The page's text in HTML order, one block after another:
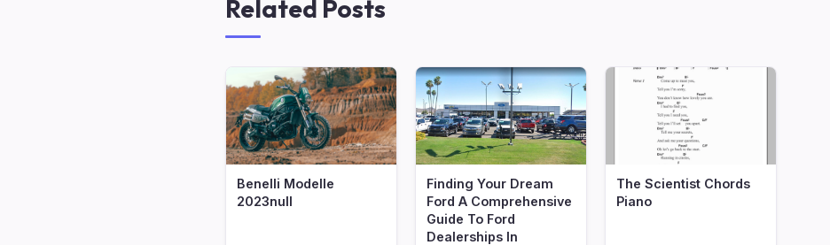
Related Posts
Benelli Modelle
2023null
Finding Your Dream
Ford A Comprehensive
Guide To Ford
Dealerships In
The Scientist Chords
Piano